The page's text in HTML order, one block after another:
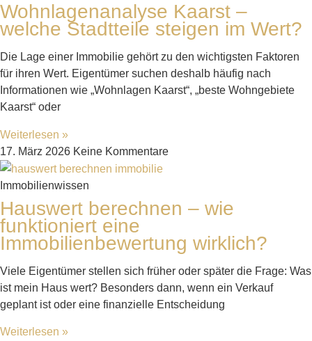
Wohnlagenanalyse Kaarst –
welche Stadtteile steigen im Wert?
Die Lage einer Immobilie gehört zu den wichtigsten Faktoren
für ihren Wert. Eigentümer suchen deshalb häufig nach
Informationen wie „Wohnlagen Kaarst“, „beste Wohngebiete
Kaarst“ oder
Weiterlesen »
17. März 2026 Keine Kommentare
Immobilienwissen
Hauswert berechnen – wie
funktioniert eine
Immobilienbewertung wirklich?
Viele Eigentümer stellen sich früher oder später die Frage: Was
ist mein Haus wert? Besonders dann, wenn ein Verkauf
geplant ist oder eine finanzielle Entscheidung
Weiterlesen »